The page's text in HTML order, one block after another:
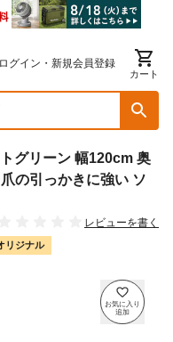
ログイン・新規会員登録
カート
グリーン 幅120cm 奥
の引っかきに強い ソ
レビューを書く
リジナル